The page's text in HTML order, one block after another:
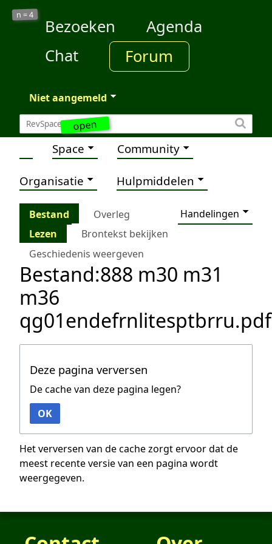
open
n =4
Bezoeken
Agenda
Chat
Forum
Niet aangemeld
Space Community
Organisatie Hulpmiddelen
Bestand Overleg
Handelingen
Lezen
Brontekst bekijken
Geschiedenis weergeven
Bestand:888 m30 m31
m36
qg01endefrnlitesptbrru.pdf
Deze pagina verversen
De cache van deze pagina legen?
OK
Het verversen van de cache zorgt ervoor dat de
meest recente versie van een pagina wordt
weergegeven.